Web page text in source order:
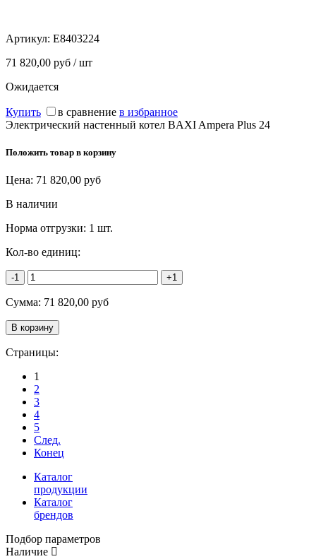
Артикул: E8403224
71 820,00 руб / шт
Ожидается
Купить в сравнение в избранное
Электрический настенный котел BAXI Ampera Plus 24
Положить товар в корзину
Цена: 71 820,00 руб
В наличии
Норма отгрузки: 1 шт.
Кол-во единиц:
-1 +1
Сумма: 71 820,00 руб
Страницы:
1
2
3
4
5
След.
Конец
Каталог
продукции
Каталог
брендов
Подбор параметров
Наличие